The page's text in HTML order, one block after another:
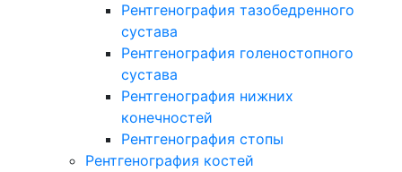
Рентгенография тазобедренного
сустава
Рентгенография голеностопного
сустава
Рентгенография нижних
конечностей
Рентгенография стопы
Рентгенография костей